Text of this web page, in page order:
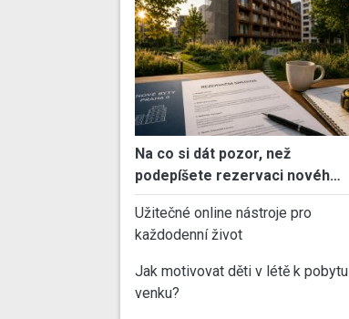
Na co si dát pozor, než
podepíšete rezervaci novéh…
Užitečné online nástroje pro
každodenní život
Jak motivovat děti v létě k pobytu
venku?